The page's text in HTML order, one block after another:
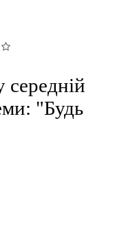
середній
"Будь